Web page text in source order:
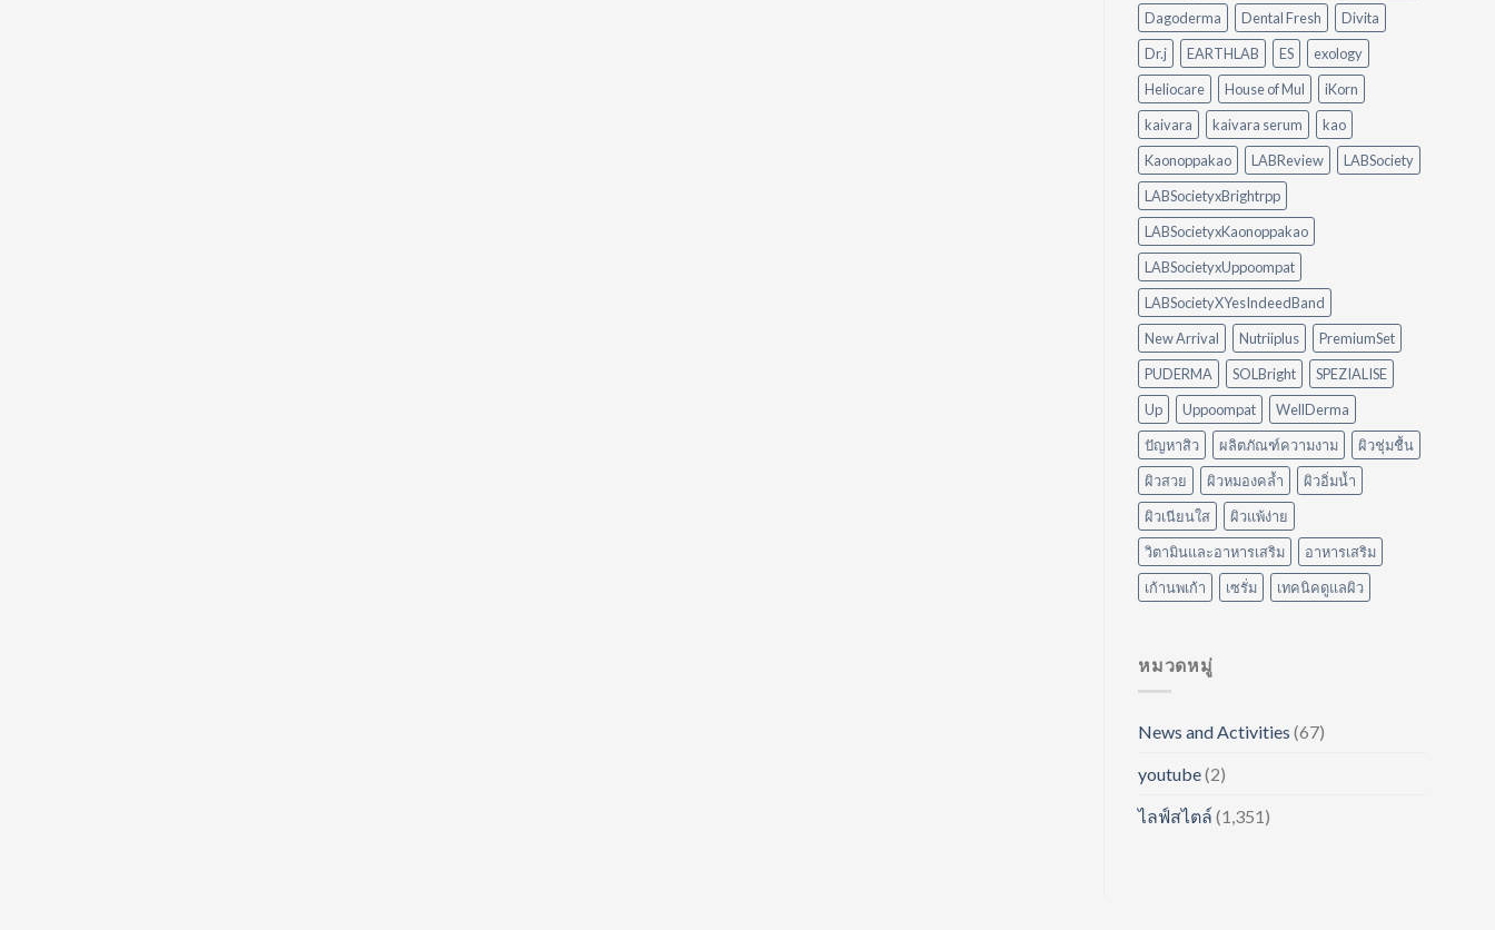
ไม่
ต้อง
ออกแรง
ขัด
กัน
อย่างไร?
ใช้
อะไร
ดี
ให้
เหมาะ
กับ
บ้าน
ของ
คุณ
Dagoderma
Dental Fresh
Divita
Dr.j
EARTHLAB ES
exology
Heliocare
House of Mul
iKorn
kaivara
kaivara serum
kao
Kaonoppakao
LABReview
LABSociety
LABSocietyxBrightrpp
LABSocietyxKaonoppakao
LABSocietyxUppoompat
LABSocietyXYesIndeedBand
New Arrival
Nutriiplus
PremiumSet
PUDERMA
SOLBright
SPEZIALISE
Up
Uppoompat
WellDerma
ปัญหาสิว
ผลิตภัณฑ์ความงาม
ผิวชุ่มชื้น
ผิวสวย
ผิวหมองคล้ำ
ผิวอิ่มน้ำ
ผิวเนียนใส
ผิวแพ้ง่าย
วิตามินและอาหารเสริม
อาหารเสริม
เก้านพเก้า
เซรั่ม เทคนิคดูแลผิว
หมวดหมู่
News and Activities (67)
youtube(2)
ไลฟ์สไตล์ (1,351)